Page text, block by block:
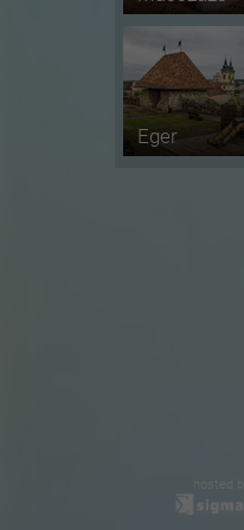
Eger
hosted by